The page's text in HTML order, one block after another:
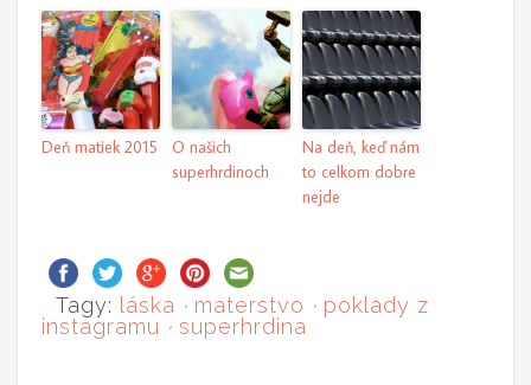
Deň matiek 2015
O našich
superhrdinoch
Na deň, keď nám
to celkom dobre
nejde
Tagy: láska · materstvo · poklady z
instagramu · superhrdina